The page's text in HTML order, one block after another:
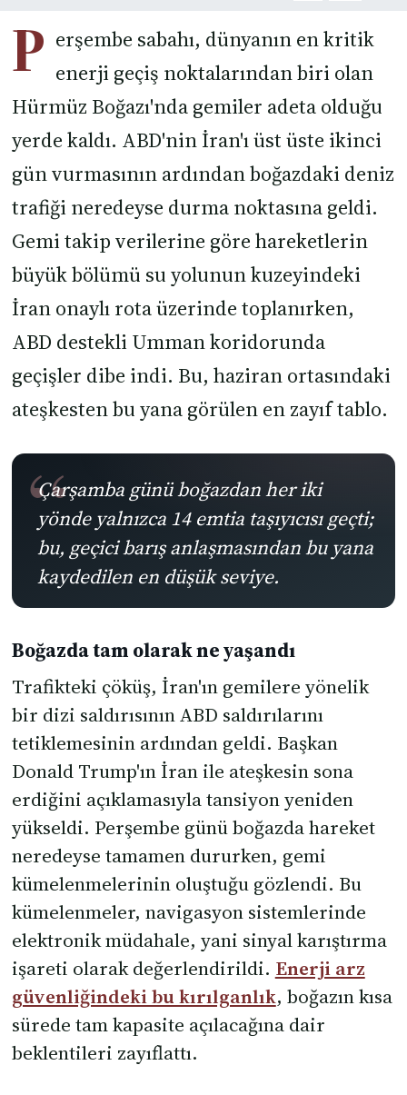
P erşembe sabahı, dünyanın en kritik
enerji geçiş noktalarından biri olan
Hürmüz Boğazı'nda gemiler adeta olduğu
yerde kaldı. ABD'nin İran'ı üst üste ikinci
gün vurmasının ardından boğazdaki deniz
trafiği neredeyse durma noktasına geldi.
Gemi takip verilerine göre hareketlerin
büyük bölümü su yolunun kuzeyindeki
İran onaylı rota üzerinde toplanırken,
ABD destekli Umman koridorunda
geçişler dibe indi. Bu, haziran ortasındaki
ateşkesten bu yana görülen en zayıf tablo.
Çarşamba günü boğazdan her iki
yönde yalnızca 14 emtia taşıyıcısı geçti;
bu, geçici barış anlaşmasından bu yana
kaydedilen en düşük seviye.
Boğazda tam olarak ne yaşandı
Trafikteki çöküş, İran'ın gemilere yönelik
bir dizi saldırısının ABD saldırılarını
tetiklemesinin ardından geldi. Başkan
Donald Trump'ın İran ile ateşkesin sona
erdiğini açıklamasıyla tansiyon yeniden
yükseldi. Perşembe günü boğazda hareket
neredeyse tamamen dururken, gemi
kümelenmelerinin oluştuğu gözlendi. Bu
kümelenmeler, navigasyon sistemlerinde
elektronik müdahale, yani sinyal karıştırma
işareti olarak değerlendirildi. Enerji arz
güvenliğindeki bu kırılganlık, boğazın kısa
sürede tam kapasite açılacağına dair
beklentileri zayıflattı.